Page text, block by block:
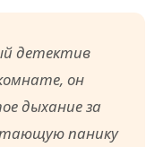
детектив
он
дыхание за
панику